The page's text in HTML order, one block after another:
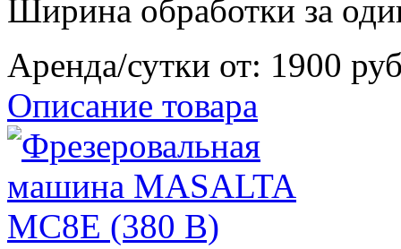
Ширина обработки за
Аренда/сутки от: 1900
Описание товара